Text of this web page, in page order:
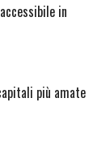
in
più amate